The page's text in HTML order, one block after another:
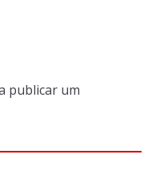
publicar um